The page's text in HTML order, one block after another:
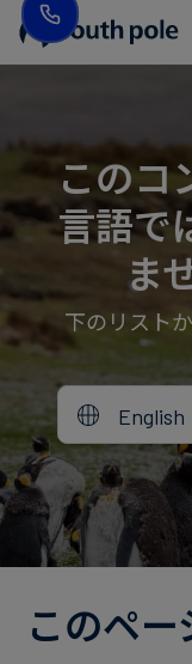
Read
Read
Read
Read
Read
このコ
言語で
ま
下のリスト
English
このペー